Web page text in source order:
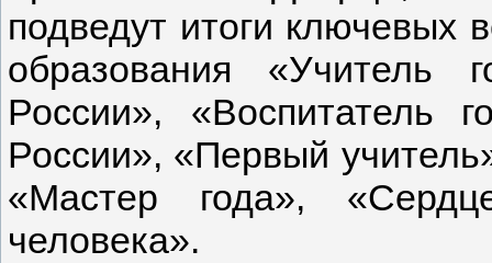
подведут итоги ключевых
образования «Учитель
России», «Воспитатель
России», «Первый
«Мастер года»,
человека».